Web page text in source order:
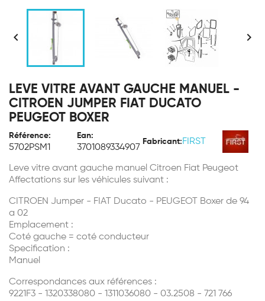
 
LEVE VITRE AVANT GAUCHE MANUEL -
CITROEN JUMPER FIAT DUCATO
PEUGEOT BOXER
Référence:
5702PSM1
Ean:
3701089334907
Fabricant: FIRST
Leve vitre avant gauche manuel Citroen Fiat Peugeot
Affectations sur les véhicules suivant :
CITROEN Jumper - FIAT Ducato - PEUGEOT Boxer de 94
a 02
Emplacement :
Coté gauche = coté conducteur
Specification :
Manuel
Correspondances aux références :
9221F3 - 1320338080 - 1311036080 - 03.2508 - 721 766